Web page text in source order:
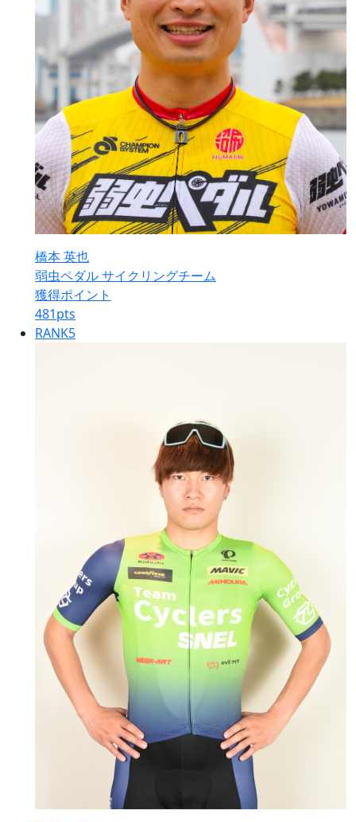
橋本 英也
弱虫ペダル サイクリングチーム
獲得ポイント
481pts
RANK5